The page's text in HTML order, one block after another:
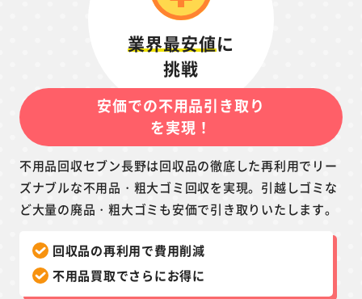
業界最安値に
挑戦
安価での不用品引き取り
を実現！
不用品回収セブン長野は回収品の徹底した再利用でリー
ズナブルな不用品・粗大ゴミ回収を実現。引越しゴミな
ど大量の廃品・粗大ゴミも安価で引き取りいたします。
回収品の再利用で費用削減
不用品買取でさらにお得に